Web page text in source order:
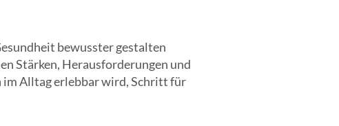
bewusster gestalten
Stärken, Herausforderungen und
Alltag erlebbar wird, Schritt für